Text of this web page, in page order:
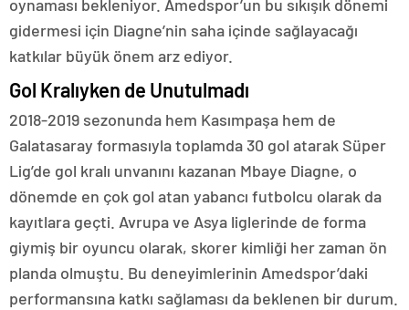
oynaması bekleniyor. Amedspor’un bu sıkışık dönemi
gidermesi için Diagne’nin saha içinde sağlayacağı
katkılar büyük önem arz ediyor.
Gol Kralıyken de Unutulmadı
2018-2019 sezonunda hem Kasımpaşa hem de
Galatasaray formasıyla toplamda 30 gol atarak Süper
Lig’de gol kralı unvanını kazanan Mbaye Diagne, o
dönemde en çok gol atan yabancı futbolcu olarak da
kayıtlara geçti. Avrupa ve Asya liglerinde de forma
giymiş bir oyuncu olarak, skorer kimliği her zaman ön
planda olmuştu. Bu deneyimlerinin Amedspor’daki
performansına katkı sağlaması da beklenen bir durum.